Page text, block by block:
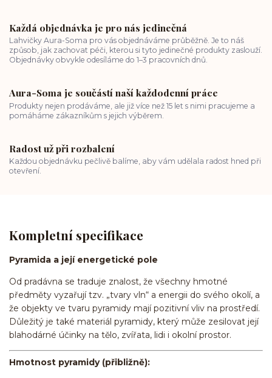
Každá objednávka je pro nás jedinečná
Lahvičky Aura-Soma pro vás objednáváme průběžně. Je to náš
způsob, jak zachovat péči, kterou si tyto jedinečné produkty zaslouží.
Objednávky obvykle odesíláme do 1–3 pracovních dnů.
Aura-Soma je součástí naší každodenní práce
Produkty nejen prodáváme, ale již více než 15 let s nimi pracujeme a
pomáháme zákazníkům s jejich výběrem.
Radost už při rozbalení
Každou objednávku pečlivě balíme, aby vám udělala radost hned při
otevření.
Kompletní specifikace
Pyramida a její energetické pole
Od pradávna se traduje znalost, že všechny hmotné
předměty vyzařují tzv. „tvary vln“ a energii do svého okolí, a
že objekty ve tvaru pyramidy mají pozitivní vliv na prostředí.
Důležitý je také materiál pyramidy, který může zesilovat její
blahodárné účinky na tělo, zvířata, lidi i okolní prostor.
Hmotnost pyramidy (přibližně):